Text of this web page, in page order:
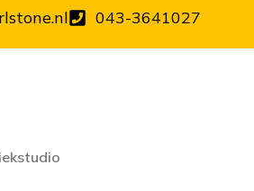
043-3641027